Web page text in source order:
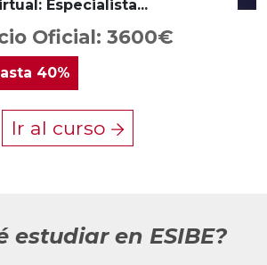
Especialista...
Oficial: 3600€
40%
Ir al curso
estudiar en ESIBE?